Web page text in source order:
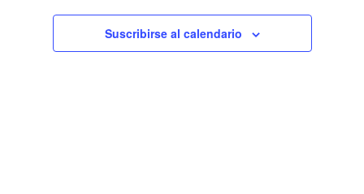
c
c
ó
Suscribirse al calendario